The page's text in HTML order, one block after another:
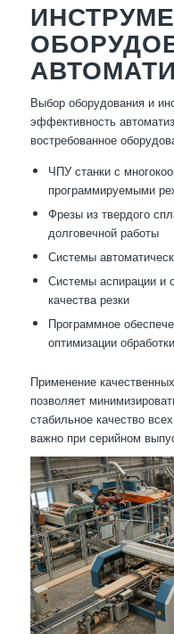
Выбор оборудования и
эффективность
востребованное
ЧПУ станки с
программируемыми
Фрезы из твердого
долговечной работы
Системы
Системы аспирации и
качества резки
Программное
оптимизации обработки
Применение
позволяет
стабильное качество
важно при серийном